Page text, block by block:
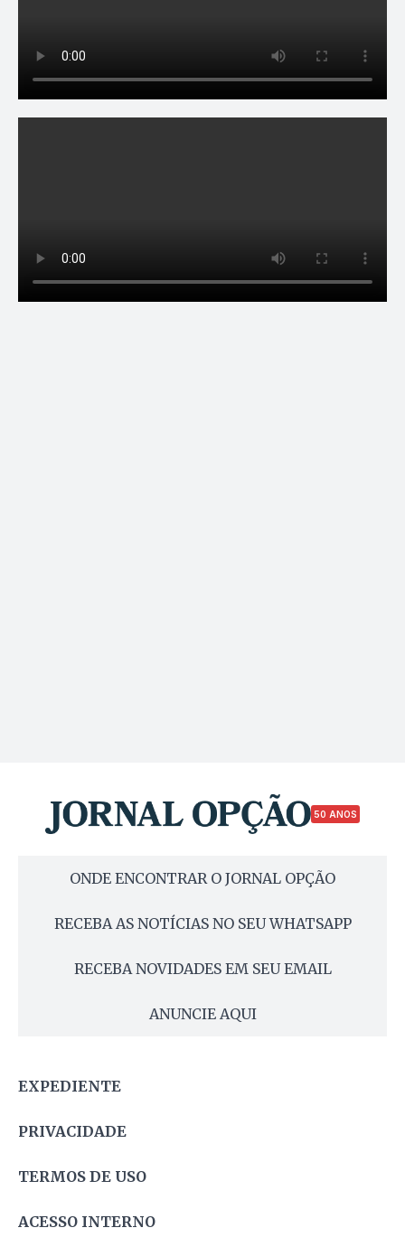
50 ANOS
ONDE ENCONTRAR O JORNAL OPÇÃO
RECEBA AS NOTÍCIAS NO SEU WHATSAPP
RECEBA NOVIDADES EM SEU EMAIL
ANUNCIE AQUI
EXPEDIENTE
PRIVACIDADE
TERMOS DE USO
ACESSO INTERNO